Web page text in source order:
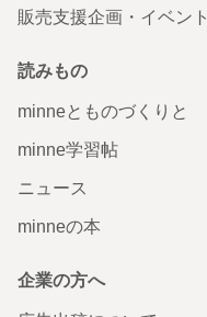
販売支援企画・イベント
読みもの
minneとものづくりと
minne学習帖
ニュース
minneの本
企業の方へ